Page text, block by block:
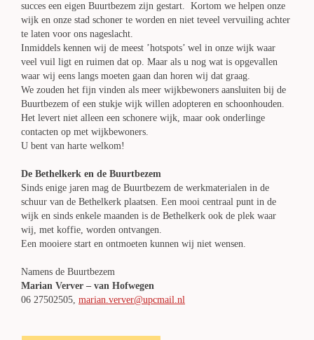
succes een eigen Buurtbezem zijn gestart. Kortom we helpen onze
wijk en onze stad schoner te worden en niet teveel vervuiling achter
te laten voor ons nageslacht.
Inmiddels kennen wij de meest ’hotspots’ wel in onze wijk waar
veel vuil ligt en ruimen dat op. Maar als u nog wat is opgevallen
waar wij eens langs moeten gaan dan horen wij dat graag.
We zouden het fijn vinden als meer wijkbewoners aansluiten bij de
Buurtbezem of een stukje wijk willen adopteren en schoonhouden.
Het levert niet alleen een schonere wijk, maar ook onderlinge
contacten op met wijkbewoners.
U bent van harte welkom!
De Bethelkerk en de Buurtbezem
Sinds enige jaren mag de Buurtbezem de werkmaterialen in de
schuur van de Bethelkerk plaatsen. Een mooi centraal punt in de
wijk en sinds enkele maanden is de Bethelkerk ook de plek waar
wij, met koffie, worden ontvangen.
Een mooiere start en ontmoeten kunnen wij niet wensen.
Namens de Buurtbezem
Marian Verver – van Hofwegen
06 27502505, marian.verver@upcmail.nl